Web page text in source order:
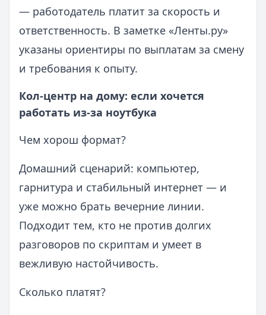
— работодатель платит за скорость и
ответственность. В заметке «Ленты.ру»
указаны ориентиры по выплатам за смену
и требования к опыту.
Кол-центр на дому: если хочется
работать из-за ноутбука
Чем хорош формат?
Домашний сценарий: компьютер,
гарнитура и стабильный интернет — и
уже можно брать вечерние линии.
Подходит тем, кто не против долгих
разговоров по скриптам и умеет в
вежливую настойчивость.
Сколько платят?